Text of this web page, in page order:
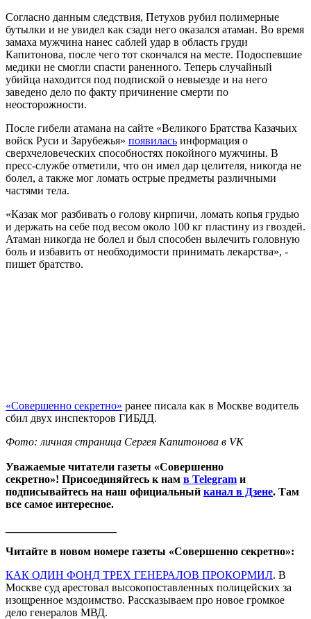
Согласно данным следствия, Петухов рубил полимерные
бутылки и не увидел как сзади него оказался атаман. Во время
замаха мужчина нанес саблей удар в область груди
Капитонова, после чего тот скончался на месте. Подоспевшие
медики не смогли спасти раненного. Теперь случайный
убийца находится под подпиской о невыезде и на него
заведено дело по факту причинение смерти по
неосторожности.
После гибели атамана на сайте «Великого Братства Казачьих
войск Руси и Зарубежья» появилась информация о
сверхчеловеческих способностях покойного мужчины. В
пресс-службе отметили, что он имел дар целителя, никогда не
болел, а также мог ломать острые предметы различными
частями тела.
«Казак мог разбивать о голову кирпичи, ломать копья грудью
и держать на себе под весом около 100 кг пластину из гвоздей.
Атаман никогда не болел и был способен вылечить головную
боль и избавить от необходимости принимать лекарства», -
пишет братство.
«Совершенно секретно» ранее писала как в Москве водитель
сбил двух инспекторов ГИБДД.
Фото: личная страница Сергея Капитонова в VK
Уважаемые читатели газеты «Совершенно
секретно»! Присоединяйтесь к нам в Telegram и
подписывайтесь на наш официальный канал в Дзене. Там
все самое интересное.
Читайте в новом номере газеты «Совершенно секретно»:
КАК ОДИН ФОНД ТРЕХ ГЕНЕРАЛОВ ПРОКОРМИЛ. В
Москве суд арестовал высокопоставленных полицейских за
изощренное мздоимство. Рассказываем про новое громкое
дело генералов МВД.